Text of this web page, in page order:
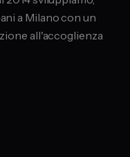
a Milano con un
all'accoglienza